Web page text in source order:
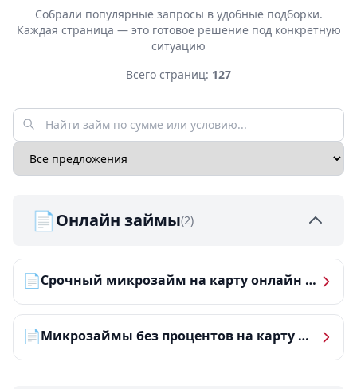
Собрали популярные запросы в удобные подборки.
Каждая страница — это готовое решение под конкретную
ситуацию
Всего страниц: 127
📄Онлайн займы(2)
📄 Срочный микрозайм на карту онлайн — получить деньги за 5 минут
📄 Микрозаймы без процентов на карту — ТОП-10 за 2026 год